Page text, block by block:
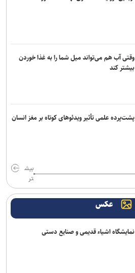
وقتی آب هم می‌تواند میل شما را به غذا خوردن
بیشتر کند
پشت‌پرده علمی تأثیر ویدئو‌های کوتاه بر مغز انسان
بیش
تر
عکس
نمایشگاه اشیاء قدیمی و صنایع دستی